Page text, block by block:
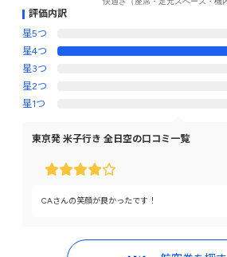
評価内訳
星5つ
星4つ
星3つ
星2つ
星1つ
東京発 米子行き 全日空の口コミ一覧
CAさんの笑顔が良かったです！